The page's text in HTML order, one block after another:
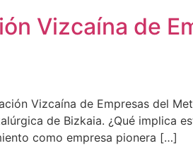
Vizcaína de
Vizcaína de Empresas del
de Bizkaia. ¿Qué implica
como empresa pionera […]